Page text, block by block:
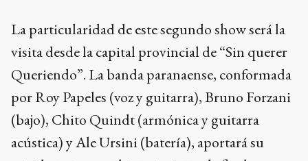
La particularidad de este segundo show será la
visita desde la capital provincial de “Sin querer
Queriendo”. La banda paranaense, conformada
por Roy Papeles (voz y guitarra), Bruno Forzani
(bajo), Chito Quindt (armónica y guitarra
acústica) y Ale Ursini (batería), aportará su